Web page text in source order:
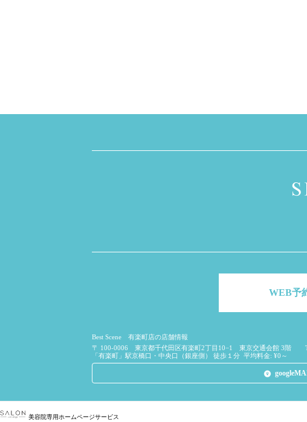
WEB予
Best Scene 有楽町店の店舗情報
〒 100-0006 東京都千代田区有楽町2丁目10−1 東京交通会館 3階
「有楽町」駅京橋口・中央口（銀座側） 徒歩１分 平均料金: ¥0～
美容院専用ホームページサービス